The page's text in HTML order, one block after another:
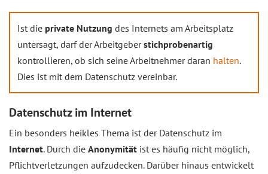
Ist die private Nutzung des Internets am Arbeitsplatz
untersagt, darf der Arbeitgeberstichprobenartig
kontrollieren, ob sich seine Arbeitnehmer daran halten.
Dies ist mit dem Datenschutz vereinbar.
Datenschutz im Internet
Ein besonders heikles Thema ist der Datenschutz im
Internet. Durch die Anonymität ist es häufig nicht möglich,
Pflichtverletzungen aufzudecken. Darüber hinaus entwickelt